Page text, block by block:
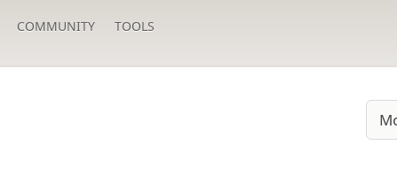
COMMUNITY TOOLS